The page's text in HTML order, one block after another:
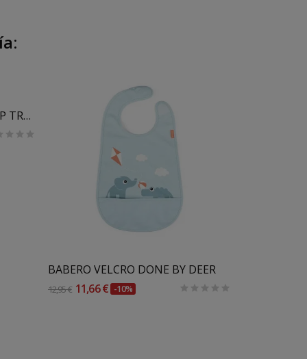
COJIN CLASICO TRONA TRIPP TRAPP STOKKE NORDIC
BABERO VELCRO DONE BY DEER
12,95 € 11,66 € -10%